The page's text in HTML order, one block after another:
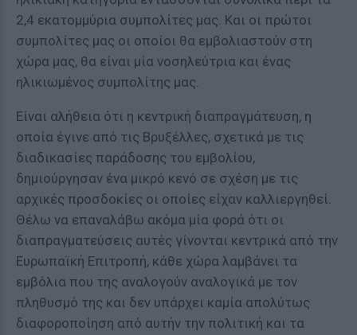
2,4 εκατομμύρια συμπολίτες μας. Και οι πρώτοι
συμπολίτες μας οι οποίοι θα εμβολιαστούν στη
χώρα μας, θα είναι μία νοσηλεύτρια και ένας
ηλικιωμένος συμπολίτης μας.
Είναι αλήθεια ότι η κεντρική διαπραγμάτευση, η
οποία έγινε από τις Βρυξέλλες, σχετικά με τις
διαδικασίες παράδοσης του εμβολίου,
δημιούργησαν ένα μικρό κενό σε σχέση με τις
αρχικές προσδοκίες οι οποίες είχαν καλλιεργηθεί.
Θέλω να επαναλάβω ακόμα μία φορά ότι οι
διαπραγματεύσεις αυτές γίνονται κεντρικά από την
Ευρωπαϊκή Επιτροπή, κάθε χώρα λαμβάνει τα
εμβόλια που της αναλογούν αναλογικά με τον
πληθυσμό της και δεν υπάρχει καμία απολύτως
διαφοροποίηση από αυτήν την πολιτική και τα